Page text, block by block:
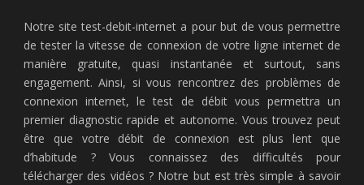
Notre site test-debit-internet a pour but de vous permettre
de tester la vitesse de connexion de votre ligne internet de
manière gratuite, quasi instantanée et surtout, sans
engagement. Ainsi, si vous rencontrez des problèmes de
connexion internet, le test de débit vous permettra un
premier diagnostic rapide et autonome. Vous trouvez peut
être que votre débit de connexion est plus lent que
d’habitude ? Vous connaissez des difficultés pour
télécharger des vidéos ? Notre but est très simple à savoir